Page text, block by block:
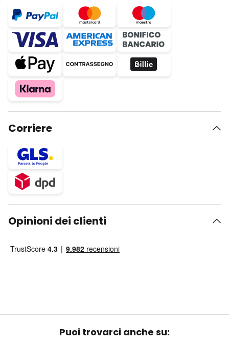
Corriere
Opinioni dei clienti
Puoi trovarci anche su: